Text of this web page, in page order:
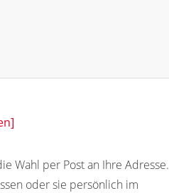
Wahl per Post an Ihre Adresse.
oder sie persönlich im